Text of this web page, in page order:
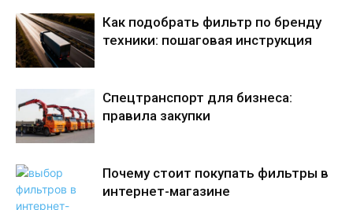
Как подобрать фильтр по бренду
техники: пошаговая инструкция
Спецтранспорт для бизнеса:
правила закупки
Почему стоит покупать фильтры в
интернет-магазине